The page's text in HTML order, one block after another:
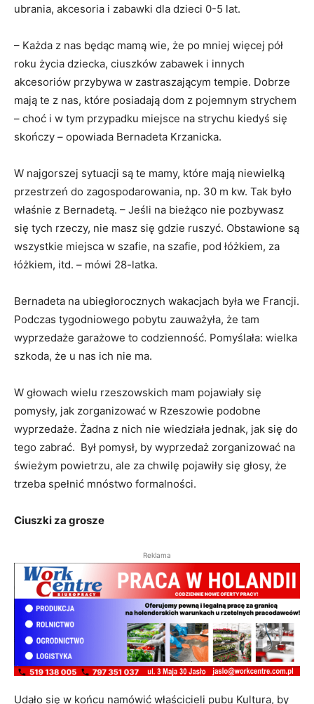
ubrania, akcesoria i zabawki dla dzieci 0-5 lat.
– Każda z nas będąc mamą wie, że po mniej więcej pół
roku życia dziecka, ciuszków zabawek i innych
akcesoriów przybywa w zastraszającym tempie. Dobrze
mają te z nas, które posiadają dom z pojemnym strychem
– choć i w tym przypadku miejsce na strychu kiedyś się
skończy – opowiada Bernadeta Krzanicka.
W najgorszej sytuacji są te mamy, które mają niewielką
przestrzeń do zagospodarowania, np. 30 m kw. Tak było
właśnie z Bernadetą. – Jeśli na bieżąco nie pozbywasz
się tych rzeczy, nie masz się gdzie ruszyć. Obstawione są
wszystkie miejsca w szafie, na szafie, pod łóżkiem, za
łóżkiem, itd. – mówi 28-latka.
Bernadeta na ubiegłorocznych wakacjach była we Francji.
Podczas tygodniowego pobytu zauważyła, że tam
wyprzedaże garażowe to codzienność. Pomyślała: wielka
szkoda, że u nas ich nie ma.
W głowach wielu rzeszowskich mam pojawiały się
pomysły, jak zorganizować w Rzeszowie podobne
wyprzedaże. Żadna z nich nie wiedziała jednak, jak się do
tego zabrać. Był pomysł, by wyprzedaż zorganizować na
świeżym powietrzu, ale za chwilę pojawiły się głosy, że
trzeba spełnić mnóstwo formalności.
Ciuszki za grosze
Reklama
Udało się w końcu namówić właścicieli pubu Kultura, by